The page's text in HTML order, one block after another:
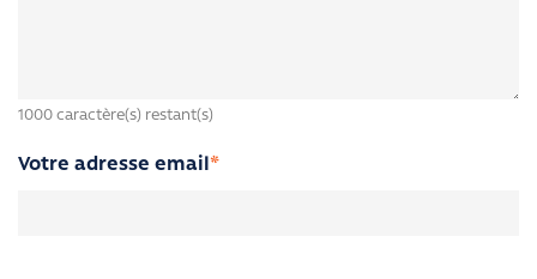
1000 caractère(s) restant(s)
Votre adresse email *